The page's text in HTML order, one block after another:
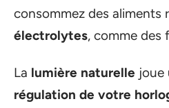
consommez des aliments
électrolytes, comme des
La lumière naturelle joue
régulation de votre